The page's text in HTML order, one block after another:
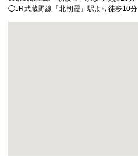
◯JR武蔵野線「北朝霞」駅より徒歩10分